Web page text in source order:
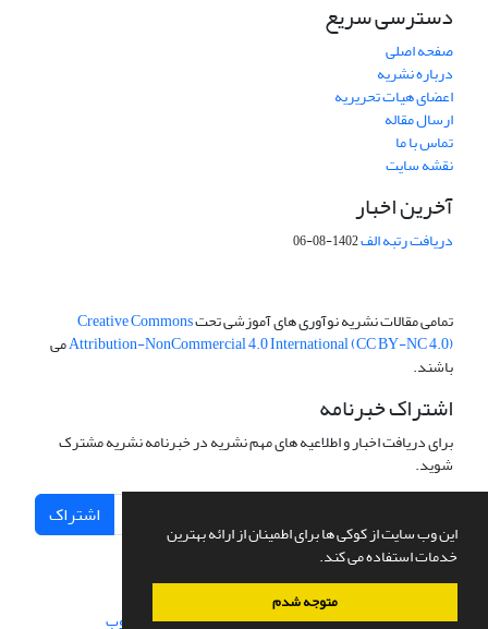
این وب سایت از کوکی ها برای اطمینان از ارائه بهترین
خدمات استفاده می کند.
متوجه شدم
دسترسی سریع
صفحه اصلی
درباره نشریه
اعضای هیات تحریریه
ارسال مقاله
تماس با ما
نقشه سایت
آخرین اخبار
دریافت رتبه الف1402-08-06
تمامی مقالات نشریه نوآوری های آموزشی تحتCreative Commons
Attribution-NonCommercial 4.0 International (CC BY-NC 4.0)می
باشند.
اشتراک خبرنامه
برای دریافت اخبار و اطلاعیه های مهم نشریه در خبرنامه نشریه مشترک
شوید.
اشتراک
سامانه مدیریت نشریات علمی.طراحی و پیاده سازی از سیناوب